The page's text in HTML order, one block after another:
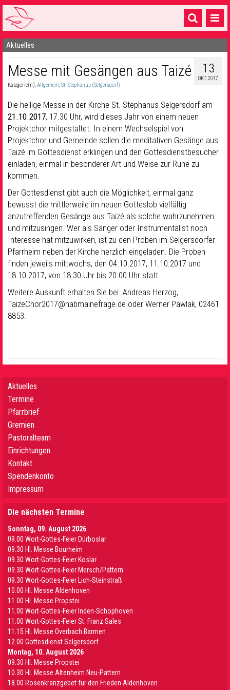
Startseite
1 Pfarrei
16 Gemeinden & mehr
Gottesdienste & Sinnsuche
Sakramente & Feste
Gemeinschaft & Soziales
Musik& Kultur
Seelsorge & Kontakt
Aktuelles
13
OKT. 2017
Messe mit Gesängen aus Taizé
Kategorie(n):Allgemein,St. Stephanus (Selgersdorf)
Die heilige Messe in der Kirche St. Stephanus Selgersdorf am
21.10.2017, 17.30 Uhr, wird dieses Jahr von einem neuen
Projektchor mitgestaltet. In einem Wechselspiel von
Projektchor und Gemeinde sollen die meditativen Gesänge aus
Taizé im Gottesdienst erklingen und den Gottesdienstbesucher
einladen, einmal in besonderer Art und Weise zur Ruhe zu
kommen.
Der Gottesdienst gibt auch die Möglichkeit, einmal ganz
bewusst die mittlerweile im neuen Gotteslob vielfältig
anzutreffenden Gesänge aus Taizé als solche wahrzunehmen
und mitzusingen. Wer als Sänger oder Instrumentalist noch
Interesse hat mitzuwirken, ist zu den Proben im Selgersdorfer
Pfarrheim neben der Kirche herzlich eingeladen. Die Proben
finden jeweils mittwochs, den 04.10.2017, 11.10.2017 und
18.10.2017, von 18.30 Uhr bis 20.00 Uhr statt.
Weitere Auskunft erhalten Sie bei Andreas Herzog,
TaizeChor2017@habmalnefrage.de oder Werner Pawlak, 02461
8853.
Aktuelles
Termine
Pfarrbrief
Gremien
Pastoralteam
Einrichtungen
Kontakt
Spendenkonto
Impressum
Die nächsten Termine
Sonntag, 09. August 2026
09.00 Wort-Gottes-Feier Dürboslar
09.30 HI. Messe Bourheim
09.30 Wort-Gottes-Feier Koslar
09.30 Wort-Gottes-Feier Mersch/Pattern
09.30 Wort-Gottes-Feier Lich-Steinstraß
10.00 Hl. Messe Aldenhoven
11.00 Hl. Messe Propstei
11.00 Wort-Gottes-Feier Inden-Schophoven
11.00 Wort-Gottes-Feier St. Franz Sales
11.15 Hl. Messe Overbach Barmen
12.00 Gottesdienst Selgersdorf
Montag, 10. August 2026
09.30 Hl. Messe Propstei
10.30 Hl. Messe Altenheim Neu-Pattern
18.00 Rosenkranzgebet für den Frieden Aldenhoven